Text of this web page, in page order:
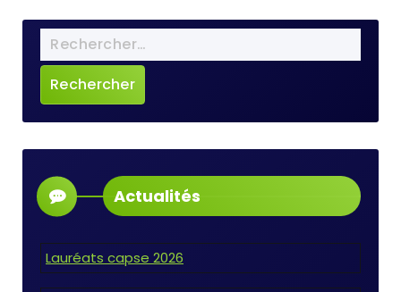
Actualités
Lauréats capse 2026